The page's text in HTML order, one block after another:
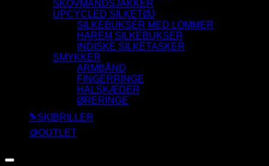
SKOVMANDSJAKKER
UPCYCLED SILKETØJ
SILKEBUKSER MED LOMMER
HAREM SILKEBUKSER
INDISKE SILKETASKER
SMYKKER
ARMBÅND
FINGERRINGE
HALSKÆDER
ØRERINGE
⛷️SKIBRILLER
🪙OUTLET